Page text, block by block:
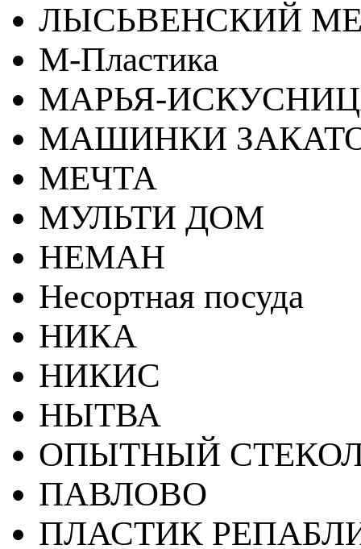
ЛЫСЬВЕНСКИЙ
М-Пластика
МАРЬЯ-
МАШИНКИ
МЕЧТА
МУЛЬТИ ДОМ
НЕМАН
Несортная посуда
НИКА
НИКИС
НЫТВА
ОПЫТНЫЙ
ПАВЛОВО
ПЛАСТИК